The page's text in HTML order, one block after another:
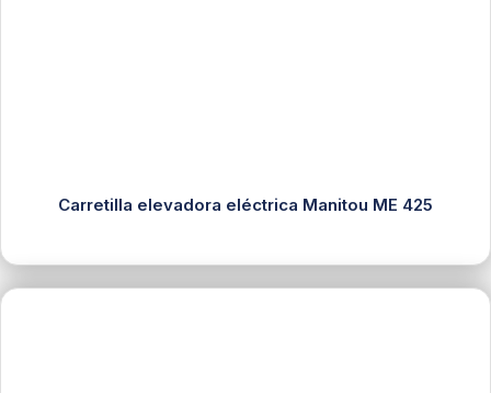
Carretilla elevadora eléctrica Manitou ME 425